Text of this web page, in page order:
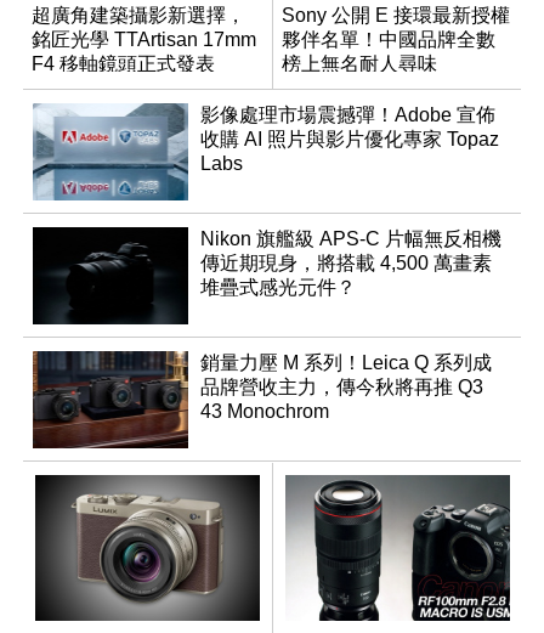
超廣角建築攝影新選擇，
銘匠光學 TTArtisan 17mm
F4 移軸鏡頭正式發表
Sony 公開 E 接環最新授權
夥伴名單！中國品牌全數
榜上無名耐人尋味
影像處理市場震撼彈！Adobe 宣佈
收購 AI 照片與影片優化專家 Topaz
Labs
Nikon 旗艦級 APS-C 片幅無反相機
傳近期現身，將搭載 4,500 萬畫素
堆疊式感光元件？
銷量力壓 M 系列！Leica Q 系列成
品牌營收主力，傳今秋將再推 Q3
43 Monochrom